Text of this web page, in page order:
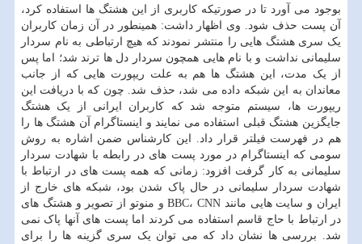
بوجود می آورد تا در صورتیکه کاربری از این هشتگ ها استفاده کرد،
آن پست حذف شود. وی اظهار داشت: همینطور در آن زمان کاربران
یک سری هشتگ هایی را منتشر نمودند که هیچ ارتباطی به نام سردار
سلیمانی نداشت و با نام هایی همچون سردار دل ها ترند شد؛ اما پس
از یک مدت، این هشتگ ها هم به علت ریپورت هایی که از جانب
معاندان به این شبکه داده می شد، حذف شد. چون که با دریافت این
ریپورت ها، سیستم متوجه شد که کاربران ایرانی از یک هشتگ
جایگزین هشتگ قبلی استفاده می نمایند و اینستاگرام آن هشتگ ها را
هم در فهرست فیلتر قرار داد. این کارشناس ضمن اشاره به روش
سومی که اینستاگرام در مورد پست های در رابطه با شهادت سردار
سلیمانی به کار گرفت افزود: زمانی که همه پست های در ارتباط با
شهادت سردار سلیمانی در حال پاک شدن بود، شبکه های خارج از
ایران و سایت هایی مانند BBC، CNN و منوتو از تصویر و هشتگ های
در ارتباط با حاج قاسم استفاده می کردند اما پست های آنها پاک نمی
شد. بررسی ها نشان داد که می توان یک سری گزینه ها را برای